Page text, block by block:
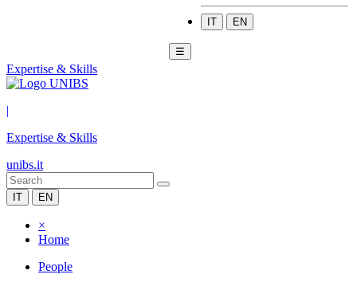
IT EN
☰
Expertise & Skills
|
Expertise & Skills
unibs.it
IT EN
×
Home
People